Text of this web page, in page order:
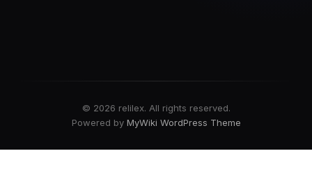
© 2026 relilex. All rights reserved.
Powered by MyWiki WordPress Theme